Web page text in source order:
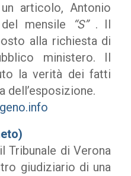
articolo, Antonio
mensile
“S”. Il
alla richiesta di
ministero. Il
la verità dei fatti
dell’esposizione.
Tribunale di Verona
giudiziario di una